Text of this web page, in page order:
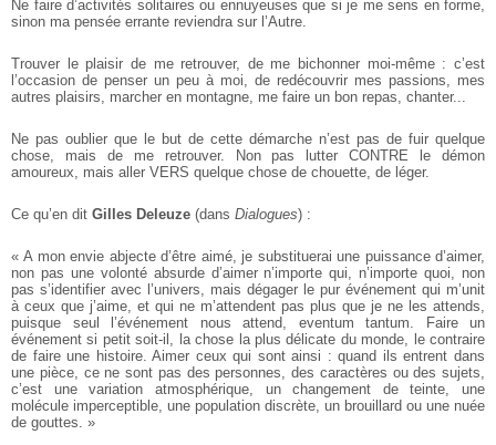
Ne faire d’activités solitaires ou ennuyeuses que si je me sens en forme,
sinon ma pensée errante reviendra sur l’Autre.
Trouver le plaisir de me retrouver, de me bichonner moi-même : c’est
l’occasion de penser un peu à moi, de redécouvrir mes passions, mes
autres plaisirs, marcher en montagne, me faire un bon repas, chanter...
Ne pas oublier que le but de cette démarche n’est pas de fuir quelque
chose, mais de me retrouver. Non pas lutter CONTRE le démon
amoureux, mais aller VERS quelque chose de chouette, de léger.
Ce qu’en dit Gilles Deleuze (dans Dialogues) :
« A mon envie abjecte d’être aimé, je substituerai une puissance d’aimer,
non pas une volonté absurde d’aimer n’importe qui, n’importe quoi, non
pas s’identifier avec l’univers, mais dégager le pur événement qui m’unit
à ceux que j’aime, et qui ne m’attendent pas plus que je ne les attends,
puisque seul l’événement nous attend, eventum tantum. Faire un
événement si petit soit-il, la chose la plus délicate du monde, le contraire
de faire une histoire. Aimer ceux qui sont ainsi : quand ils entrent dans
une pièce, ce ne sont pas des personnes, des caractères ou des sujets,
c’est une variation atmosphérique, un changement de teinte, une
molécule imperceptible, une population discrète, un brouillard ou une nuée
de gouttes. »